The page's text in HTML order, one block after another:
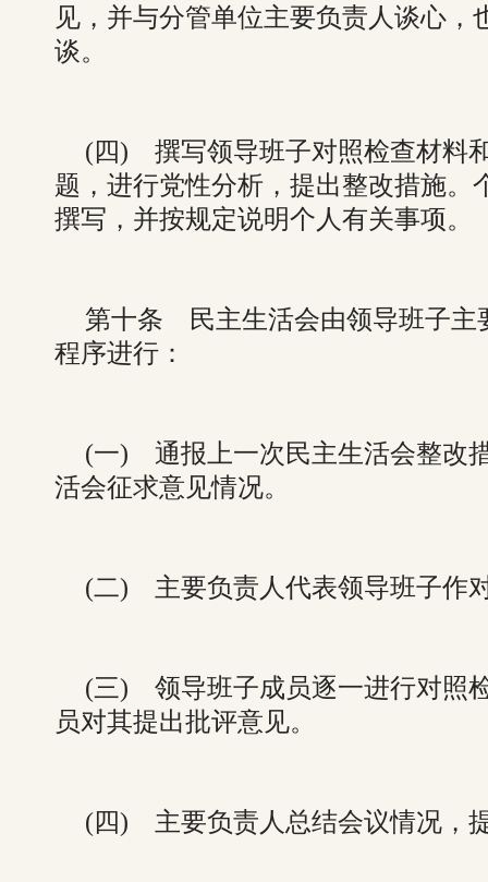
见，并与分管单位主要负责人谈心，
谈。
(四) 撰写领导班子对照检查材料
题，进行党性分析，提出整改措施。
撰写，并按规定说明个人有关事项。
第十条 民主生活会由领导班子主
程序进行：
(一) 通报上一次民主生活会整改
活会征求意见情况。
(二) 主要负责人代表领导班子作
(三) 领导班子成员逐一进行对照
员对其提出批评意见。
(四) 主要负责人总结会议情况，